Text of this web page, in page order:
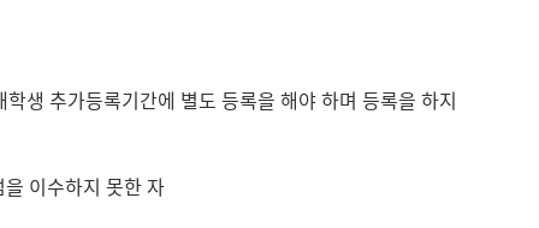
생 추가등록기간에 별도 등록을 해야 하며 등록을 하지
이수하지 못한 자